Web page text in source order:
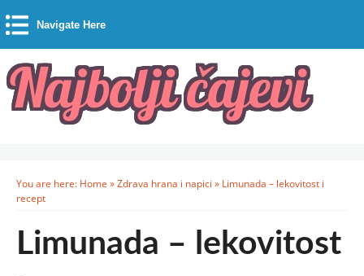
Navigate Here
You are here: Home »Zdrava hrana i napici » Limunada – lekovitost i
recept
Limunada – lekovitost